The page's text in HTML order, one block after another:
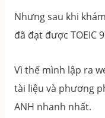
PART
Nhưng sau khi
đã đạt được TOEIC
Vì thế mình lập ra
tài liệu và phương
ANH nhanh nhất.